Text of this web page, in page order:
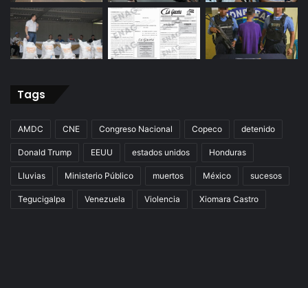
Tags
AMDC CNE Congreso Nacional Copeco detenido
Donald Trump EEUU estados unidos Honduras
Lluvias Ministerio Público muertos México sucesos
Tegucigalpa Venezuela Violencia Xiomara Castro